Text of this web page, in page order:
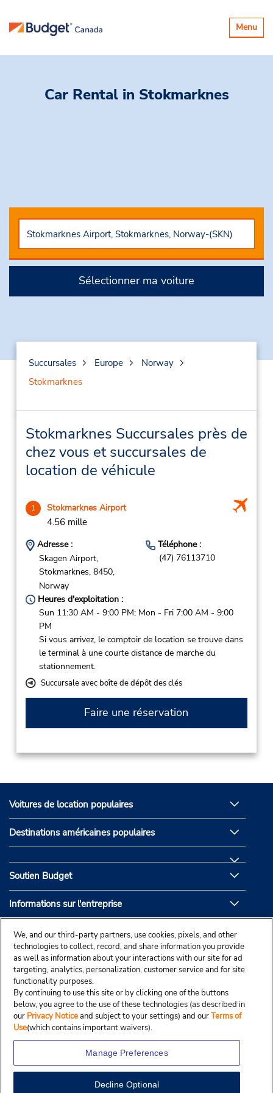
Basculer
la
Menu
Car Rental in Stokmarknes
Sélectionner ma voiture
Succursales Europe
Norway
Stokmarknes
Stokmarknes Succursales près de
chez vous et succursales de
location de véhicule
1 Stokmarknes Airport
4.56 mille
Adresse :
Skagen Airport,
Stokmarknes, 8450,
Norway
Téléphone :
(47) 76113710
Heures d'exploitation :
Sun 11:30 AM - 9:00 PM; Mon - Fri 7:00 AM - 9:00
PM
Si vous arrivez, le comptoir de location se trouve dans
le terminal à une courte distance de marche du
stationnement.
Succursale avec boîte de dépôt des clés
Faire une réservation
Voitures de location populaires
Destinations américaines populaires
Soutien Budget
Informations sur l'entreprise
Partenaires de Budget
We, and our third-party partners, use cookies, pixels, and other
technologies to collect, record, and share information you provide
as well as information about your interactions with our site for ad
targeting, analytics, personalization, customer service and for site
functionality purposes.
By continuing to use this site or by clicking one of the buttons
below, you agree to the use of these technologies (as described in
our Privacy Noticeand subject to your settings) and ourTerms of
Use(which contains important waivers).
Manage Preferences
Decline Optional